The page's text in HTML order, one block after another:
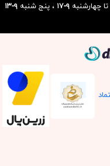
چهارشنبه ۹-۱۷ ، پنج شنبه ۹-١٣